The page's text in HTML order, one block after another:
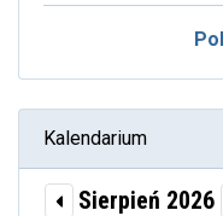
Kalendarium
Sierpień 2026